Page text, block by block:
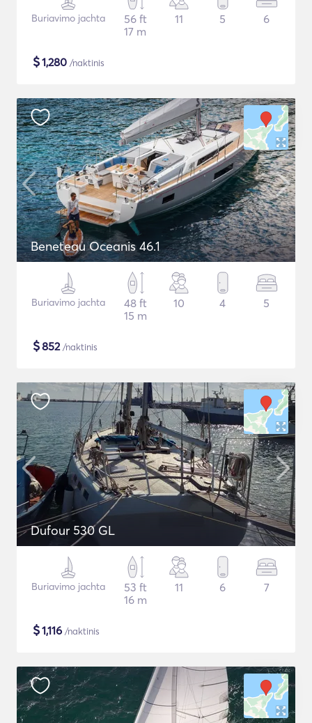
Buriavimo jachta
56 ft
17 m
11 5 6
$1,280 /naktinis
Beneteau Oceanis 46.1
Buriavimo jachta
48 ft
15 m
10 4 5
$852/naktinis
Dufour 530 GL
Buriavimo jachta
53 ft
16 m
11 6 7
$1,116 /naktinis